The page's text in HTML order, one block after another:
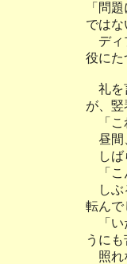
「問
ではな
ディ
役にた
礼を
が、
「こ
昼間
しば
「こ
しぶ
転んで
「い
うにも
照れ